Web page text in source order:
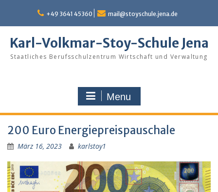
content
+49 3641 45360 mail@stoyschule.jena.de
Karl-Volkmar-Stoy-Schule Jena
Staatliches Berufsschulzentrum Wirtschaft und Verwaltung
Menu
200 Euro Energiepreispauschale
März 16, 2023 karlstoy1